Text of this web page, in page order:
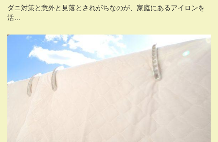
ダニ対策と意外と見落とされがちなのが、家庭にあるアイロンを
活…